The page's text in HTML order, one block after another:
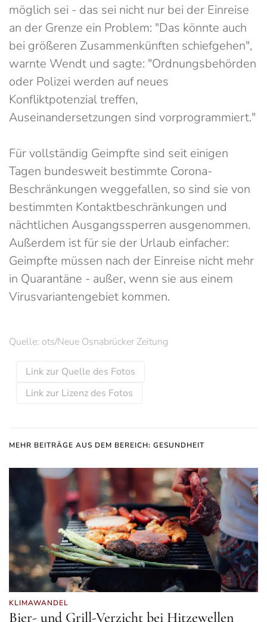
möglich sei - das sei nicht nur bei der Einreise
an der Grenze ein Problem: "Das könnte auch
bei größeren Zusammenkünften schiefgehen",
warnte Wendt und sagte: "Ordnungsbehörden
oder Polizei werden auf neues
Konfliktpotenzial treffen,
Auseinandersetzungen sind vorprogrammiert."
Für vollständig Geimpfte sind seit einigen
Tagen bundesweit bestimmte Corona-
Beschränkungen weggefallen, so sind sie von
bestimmten Kontaktbeschränkungen und
nächtlichen Ausgangssperren ausgenommen.
Außerdem ist für sie der Urlaub einfacher:
Geimpfte müssen nach der Einreise nicht mehr
in Quarantäne - außer, wenn sie aus einem
Virusvariantengebiet kommen.
Quelle: ots/Neue Osnabrücker Zeitung
Link zur Quelle des Fotos
Link zur Lizenz des Fotos
MEHR BEITRÄGE AUS DEM BEREICH: GESUNDHEIT
KLIMAWANDEL
Bier- und Grill-Verzicht bei Hitzewellen